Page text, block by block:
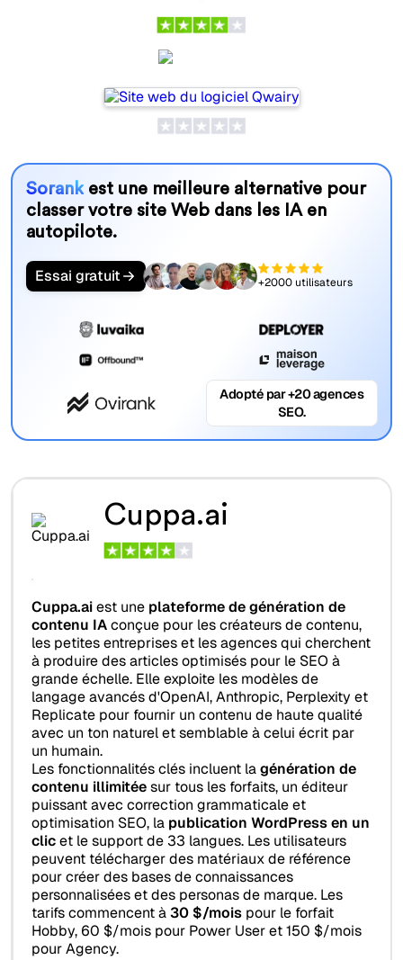
Sorankest une meilleure alternative pour
classer votre site Web dans les IA en
autopilote.
Essai gratuit +2000 utilisateurs
Adopté par +20 agences
SEO.
Cuppa.ai
Cuppa.aiest une plateforme de génération de
contenu IAconçue pour les créateurs de contenu,
les petites entreprises et les agences qui cherchent
à produire des articles optimisés pour le SEO à
grande échelle. Elle exploite les modèles de
langage avancés d'OpenAI, Anthropic, Perplexity et
Replicate pour fournir un contenu de haute qualité
avec un ton naturel et semblable à celui écrit par
un humain.
Les fonctionnalités clés incluent lagénération de
contenu illimitéesur tous les forfaits, un éditeur
puissant avec correction grammaticale et
optimisation SEO, la publication WordPress en un
clicet le support de 33 langues. Les utilisateurs
peuvent télécharger des matériaux de référence
pour créer des bases de connaissances
personnalisées et des personas de marque. Les
tarifs commencent à30 $/moispour le forfait
Hobby, 60 $/mois pour Power User et 150 $/mois
pour Agency.